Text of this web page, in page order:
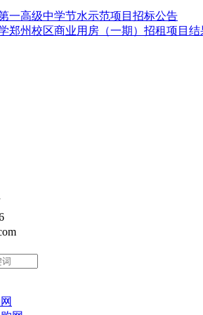
一高级中学节水示范项目招标公告
郑州校区商业用房（一期）招租项目结